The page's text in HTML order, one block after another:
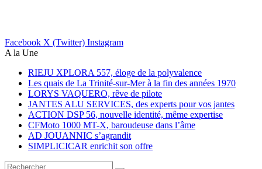
Facebook X (Twitter) Instagram
A la Une
RIEJU XPLORA 557, éloge de la polyvalence
Les quais de La Trinité-sur-Mer à la fin des années 1970
LORYS VAQUERO, rêve de pilote
JANTES ALU SERVICES, des experts pour vos jantes
ACTION DSP 56, nouvelle identité, même expertise
CFMoto 1000 MT-X, baroudeuse dans l’âme
AD JOUANNIC s’agrandit
SIMPLICICAR enrichit son offre